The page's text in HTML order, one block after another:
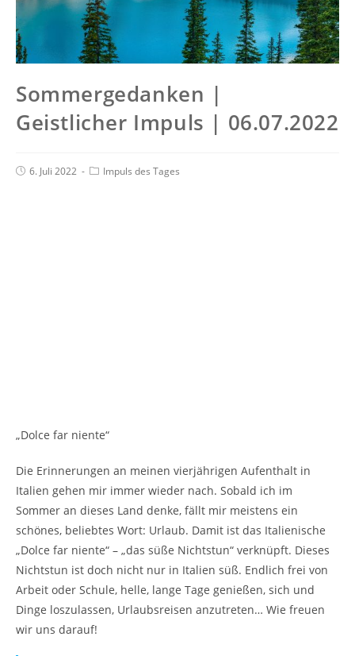
Sommergedanken |
Geistlicher Impuls | 06.07.2022
6. Juli 2022 Impuls des Tages
„Dolce far niente“
Die Erinnerungen an meinen vierjährigen Aufenthalt in
Italien gehen mir immer wieder nach. Sobald ich im
Sommer an dieses Land denke, fällt mir meistens ein
schönes, beliebtes Wort: Urlaub. Damit ist das Italienische
„Dolce far niente“ – „das süße Nichtstun“ verknüpft. Dieses
Nichtstun ist doch nicht nur in Italien süß. Endlich frei von
Arbeit oder Schule, helle, lange Tage genießen, sich und
Dinge loszulassen, Urlaubsreisen anzutreten… Wie freuen
wir uns darauf!